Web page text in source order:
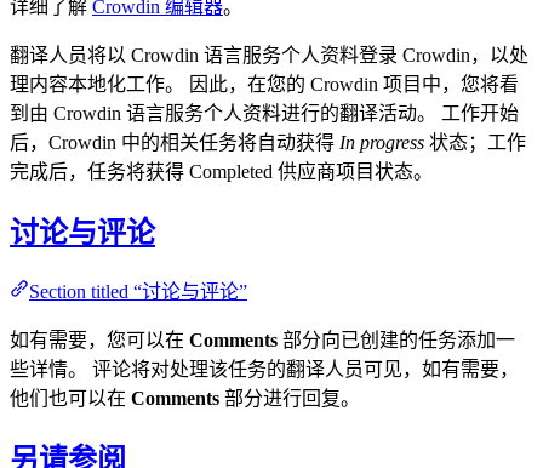
详细了解 Crowdin 编辑器。
翻译人员将以 Crowdin 语言服务个人资料登录 Crowdin，以处
理内容本地化工作。 因此，在您的 Crowdin 项目中，您将看
到由 Crowdin 语言服务个人资料进行的翻译活动。 工作开始
后，Crowdin 中的相关任务将自动获得 In progress 状态；工作
完成后，任务将获得 Completed 供应商项目状态。
讨论与评论
Section titled “讨论与评论”
如有需要，您可以在 Comments 部分向已创建的任务添加一
些详情。 评论将对处理该任务的翻译人员可见，如有需要，
他们也可以在 Comments 部分进行回复。
另请参阅